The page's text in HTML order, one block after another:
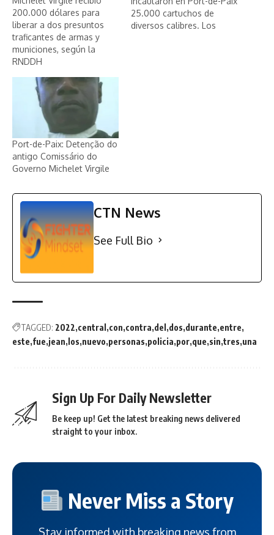
200.000 dólares para
liberar a dos presuntos
traficantes de armas y
municiones, según la
RNDDH
25.000 cartuchos de
diversos calibres. Los
Port-de-Paix: Detenção do
antigo Comissário do
Governo Michelet Virgile
CTN News
See Full Bio
TAGGED: 2022 central con contra del dos durante entre
este fue jean los nuevo personas policia por que sin tres una
Sign Up For Daily Newsletter
Be keep up! Get the latest breaking news delivered
straight to your inbox.
Never Miss a Story
Stay informed with breaking news from